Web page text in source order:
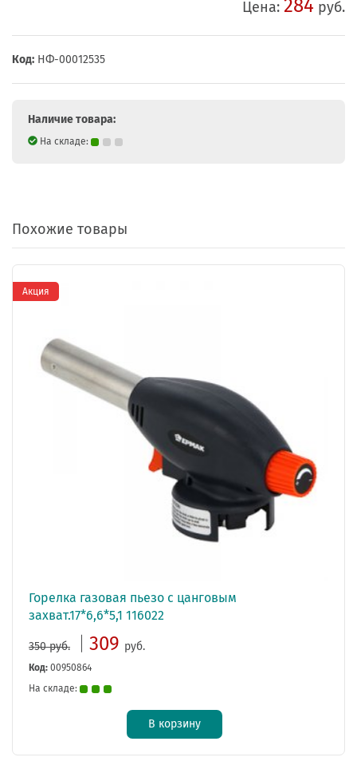
Цена: 284 руб.
Код: НФ-00012535
Наличие товара:
На складе:
Похожие товары
Горелка газовая пьезо с цанговым
захват.17*6,6*5,1 116022
350 руб. 309 руб.
Код: 00950864
На складе:
В корзину
Акция